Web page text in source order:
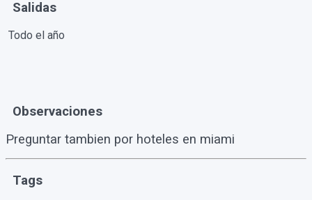
Salidas
Todo el año
Observaciones
Preguntar tambien por hoteles en miami
Tags